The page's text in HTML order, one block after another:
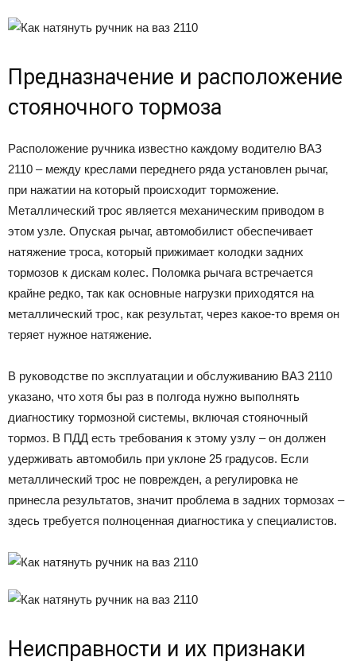
Предназначение и расположение
стояночного тормоза
Расположение ручника известно каждому водителю ВАЗ
2110 – между креслами переднего ряда установлен рычаг,
при нажатии на который происходит торможение.
Металлический трос является механическим приводом в
этом узле. Опуская рычаг, автомобилист обеспечивает
натяжение троса, который прижимает колодки задних
тормозов к дискам колес. Поломка рычага встречается
крайне редко, так как основные нагрузки приходятся на
металлический трос, как результат, через какое-то время он
теряет нужное натяжение.
В руководстве по эксплуатации и обслуживанию ВАЗ 2110
указано, что хотя бы раз в полгода нужно выполнять
диагностику тормозной системы, включая стояночный
тормоз. В ПДД есть требования к этому узлу – он должен
удерживать автомобиль при уклоне 25 градусов. Если
металлический трос не поврежден, а регулировка не
принесла результатов, значит проблема в задних тормозах –
здесь требуется полноценная диагностика у специалистов.
Неисправности и их признаки